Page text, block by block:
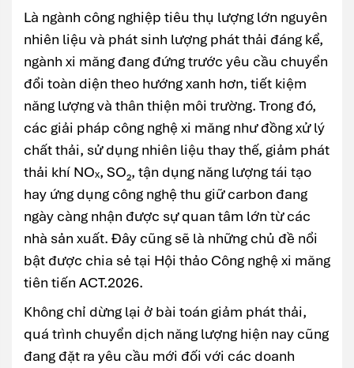
Là ngành công nghiệp tiêu thụ lượng lớn nguyên
nhiên liệu và phát sinh lượng phát thải đáng kể,
ngành xi măng đang đứng trước yêu cầu chuyển
đổi toàn diện theo hướng xanh hơn, tiết kiệm
năng lượng và thân thiện môi trường. Trong đó,
các giải pháp công nghệ xi măng như đồng xử lý
chất thải, sử dụng nhiên liệu thay thế, giảm phát
thải khí NOₓ, SO₂, tận dụng năng lượng tái tạo
hay ứng dụng công nghệ thu giữ carbon đang
ngày càng nhận được sự quan tâm lớn từ các
nhà sản xuất. Đây cũng sẽ là những chủ đề nổi
bật được chia sẻ tại Hội thảo Công nghệ xi măng
tiên tiến ACT.2026.
Không chỉ dừng lại ở bài toán giảm phát thải,
quá trình chuyển dịch năng lượng hiện nay cũng
đang đặt ra yêu cầu mới đối với các doanh